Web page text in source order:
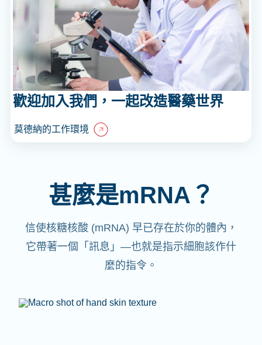
歡迎加入我們，一起改造醫藥世界
莫德納的工作環境
甚麼是mRNA？
信使核糖核酸 (mRNA) 早已存在於你的體內，
它帶著一個「訊息」—也就是指示細胞該作什
麼的指令。